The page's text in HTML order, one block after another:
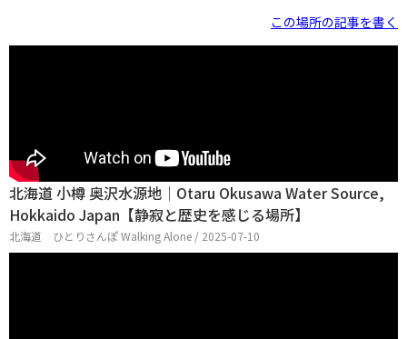
この場所の記事を書く
北海道 小樽 奥沢水源地｜Otaru Okusawa Water Source,
Hokkaido Japan【静寂と歴史を感じる場所】
北海道 ひとりさんぽ Walking Alone / 2025-07-10